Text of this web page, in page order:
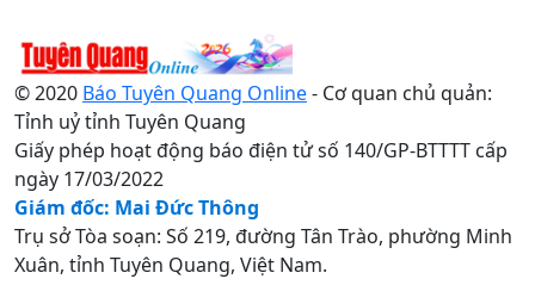
© 2020 Báo Tuyên Quang Online- Cơ quan chủ quản:
Tỉnh uỷ tỉnh Tuyên Quang
Giấy phép hoạt động báo điện tử số 140/GP-BTTTT cấp
ngày 17/03/2022
Giám đốc: Mai Đức Thông
Trụ sở Tòa soạn: Số 219, đường Tân Trào, phường Minh
Xuân, tỉnh Tuyên Quang, Việt Nam.